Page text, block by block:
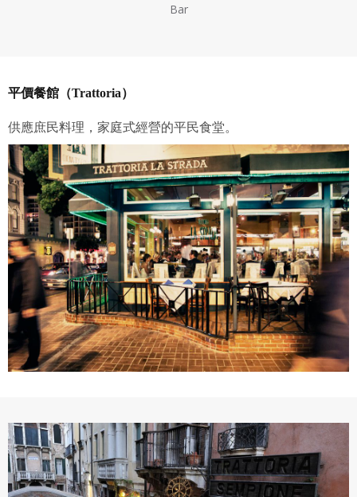
Bar
平價餐館（Trattoria）
供應庶民料理，家庭式經營的平民食堂。